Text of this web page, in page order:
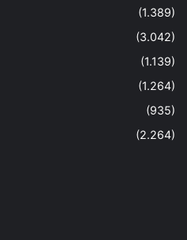
(1.389)
(3.042)
(1.139)
(1.264)
(935)
(2.264)